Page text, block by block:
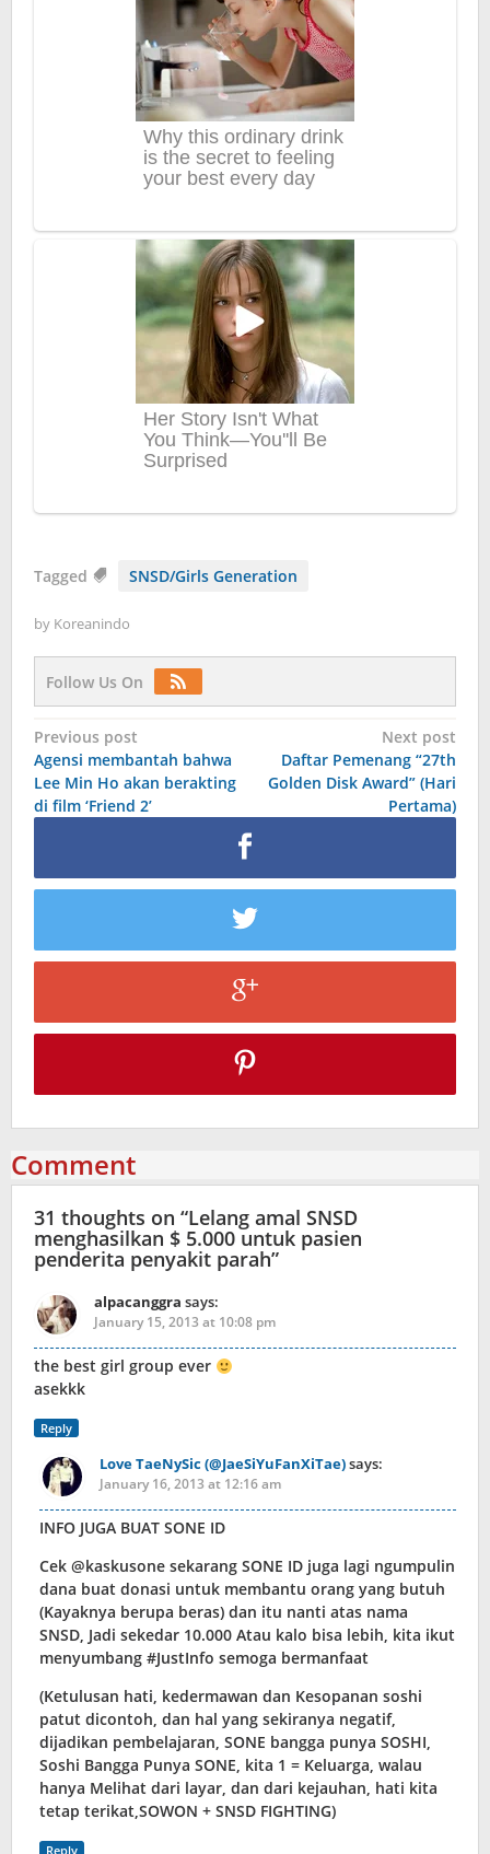
Tagged SNSD/Girls Generation
by Koreanindo
Follow Us On
Post
navigation
Previous post
Agensi membantah bahwa
Lee Min Ho akan berakting
di film ‘Friend 2’
Next post
Daftar Pemenang “27th
Golden Disk Award” (Hari
Pertama)
Comment
31 thoughts on “Lelang amal SNSD
menghasilkan $ 5.000 untuk pasien
penderita penyakit parah”
alpacanggra says:
January 15, 2013 at 10:08 pm
the best girl group ever
asekkk
Reply
Love TaeNySic (@JaeSiYuFanXiTae)says:
January 16, 2013 at 12:16 am
INFO JUGA BUAT SONE ID
Cek @kaskusone sekarang SONE ID juga lagi ngumpulin
dana buat donasi untuk membantu orang yang butuh
(Kayaknya berupa beras) dan itu nanti atas nama
SNSD, Jadi sekedar 10.000 Atau kalo bisa lebih, kita ikut
menyumbang #JustInfo semoga bermanfaat
(Ketulusan hati, kedermawan dan Kesopanan soshi
patut dicontoh, dan hal yang sekiranya negatif,
dijadikan pembelajaran, SONE bangga punya SOSHI,
Soshi Bangga Punya SONE, kita 1 = Keluarga, walau
hanya Melihat dari layar, dan dari kejauhan, hati kita
tetap terikat,SOWON + SNSD FIGHTING)
Reply